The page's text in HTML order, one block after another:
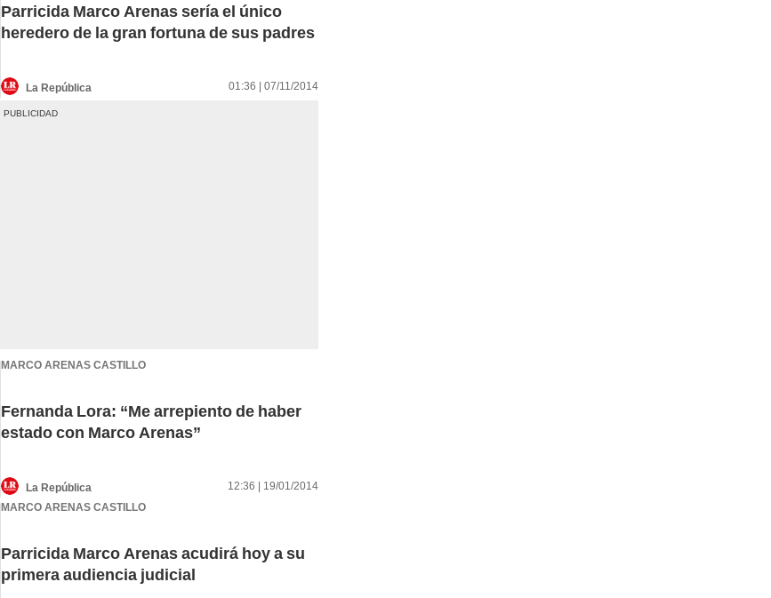
Parricida Marco Arenas sería el único
heredero de la gran fortuna de sus padres
La República 01:36 | 07/11/2014
MARCO ARENAS CASTILLO
Fernanda Lora: “Me arrepiento de haber
estado con Marco Arenas”
La República
12:36 | 19/01/2014
MARCO ARENAS CASTILLO
Parricida Marco Arenas acudirá hoy a su
primera audiencia judicial